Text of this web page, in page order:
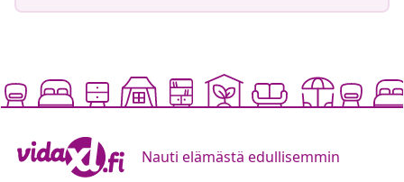
Nauti elämästä edullisemmin